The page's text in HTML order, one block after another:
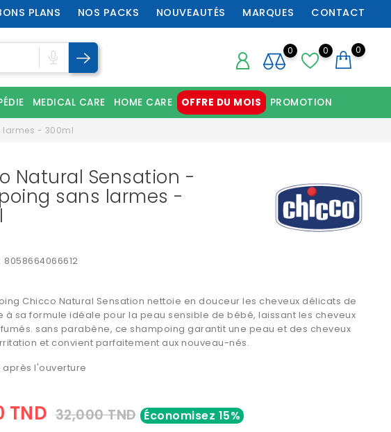
PLANS NOS PACKS NOUVEAUTÉS MARQUES CONTACT
0 0
0
MEDICAL CARE HOME CARE OFFRE DU MOIS PROMOTION
- 300ml
Natural Sensation -
sans larmes -
8058664066612
Chicco Natural Sensation nettoie en douceur les cheveux délicats de
à sa formule idéale pour la peau sensible de bébé, laissant les cheveux
sans parabène, ce shampoing garantit une peau et des cheveux
et convient parfaitement aux nouveau-nés.
après l'ouverture
TND 32,000 TND Économisez 15%